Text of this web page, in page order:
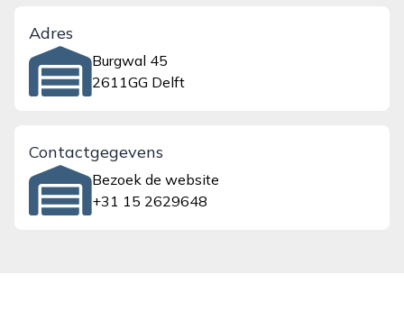
Adres
Burgwal 45
2611GG Delft
Contactgegevens
Bezoek de website
+31 15 2629648